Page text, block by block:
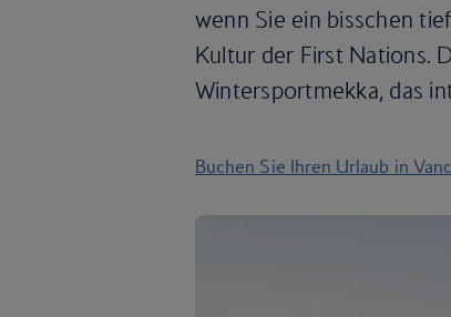
wenn Sie ein bisschen
Kultur der First Nations.
Wintersportmekka, das
Buchen Sie Ihren Urlaub in